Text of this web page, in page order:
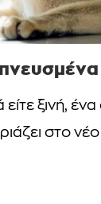
είτε ξινή,
στο